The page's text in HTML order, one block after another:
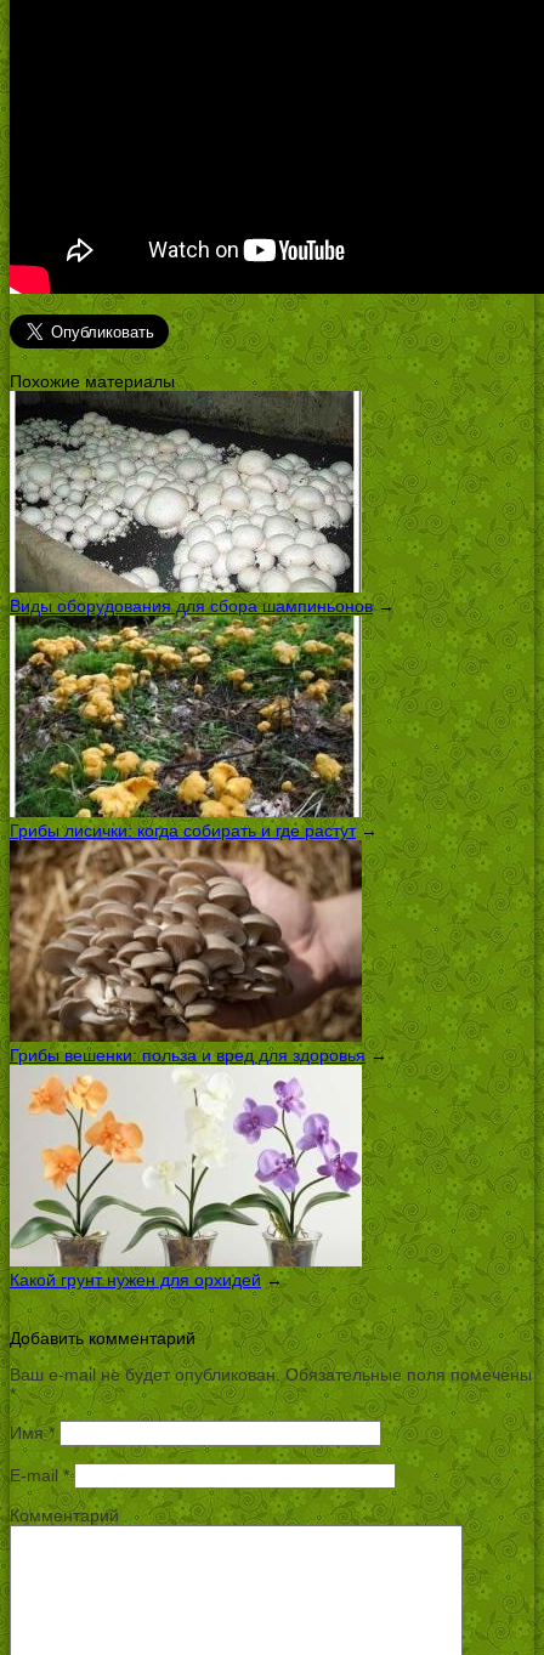
Похожие материалы
Виды оборудования для сбора шампиньонов→
Грибы лисички: когда собирать и где растут→
Грибы вешенки: польза и вред для здоровья→
Какой грунт нужен для орхидей →
Добавить комментарий
Ваш e-mail не будет опубликован. Обязательные поля помечены
*
Имя*
E-mail *
Комментарий